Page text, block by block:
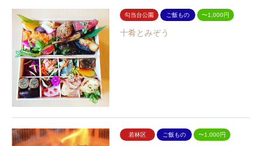
勾当台公園 ご飯もの 〜1,000円
十肴とみぞう
若林区 ご飯もの 〜1,000円